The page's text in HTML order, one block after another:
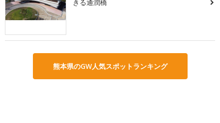
きる通潤橋
熊本県のGW人気スポットランキング